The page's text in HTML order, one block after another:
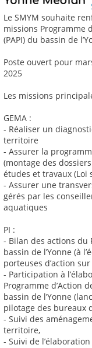
Le SMYM souhaite
missions Programme
(PAPI) du bassin de
Poste ouvert pour
2025
Les missions
GEMA :
- Réaliser un
territoire
- Assurer la
(montage des
études et travaux (Loi
- Assurer une
gérés par les
aquatiques
PI :
- Bilan des actions du
bassin de l’Yonne (à
porteuses d’action
- Participation à
Programme d’Action
bassin de l’Yonne
pilotage des bureaux
- Suivi des
territoire,
- Suivi de l’élaboration